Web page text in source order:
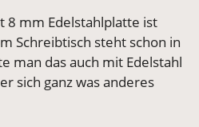
8 mm Edelstahlplatte ist
Schreibtisch steht schon in
man das auch mit Edelstahl
sich ganz was anderes